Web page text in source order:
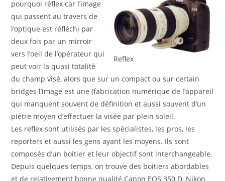
Reflex
pourquoi réflex car l’image
qui passent au travers de
l’optique est réfléchi par
deux fois par un mirroir
vers l’oeil de l’opérateur qui
peut voir la quasi totalité
du champ visé, alors que sur un compact ou sur certain
bridges l’image est une (fabrication numérique de l’appareil
qui manquent souvent de définition et aussi souvent d’un
piétre moyen d’effectuer la visée par plein soleil.
Les reflex sont utilisés par les spécialistes, les pros, les
reporters et aussi les gens ayant les moyens. Ils sont
composés d’un boitier et leur objectif sont interchangeable.
Depuis quelques temps, on trouve des boitiers abordables
et de relativement bonne qualité.Canon EOS 350 D, Nikon